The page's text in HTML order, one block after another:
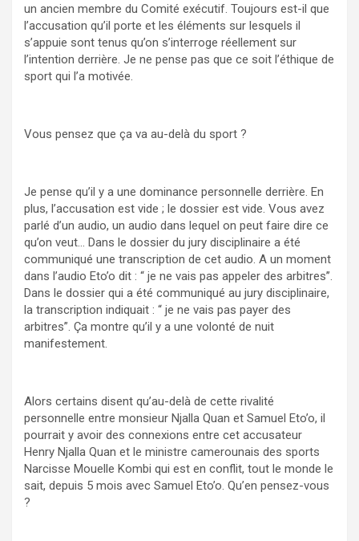
un ancien membre du Comité exécutif. Toujours est-il que
l’accusation qu’il porte et les éléments sur lesquels il
s’appuie sont tenus qu’on s’interroge réellement sur
l’intention derrière. Je ne pense pas que ce soit l’éthique de
sport qui l’a motivée.
Vous pensez que ça va au-delà du sport ?
Je pense qu’il y a une dominance personnelle derrière. En
plus, l’accusation est vide ; le dossier est vide. Vous avez
parlé d’un audio, un audio dans lequel on peut faire dire ce
qu’on veut… Dans le dossier du jury disciplinaire a été
communiqué une transcription de cet audio. A un moment
dans l’audio Eto’o dit : “ je ne vais pas appeler des arbitres’’.
Dans le dossier qui a été communiqué au jury disciplinaire,
la transcription indiquait : “ je ne vais pas payer des
arbitres”. Ça montre qu’il y a une volonté de nuit
manifestement.
Alors certains disent qu’au-delà de cette rivalité
personnelle entre monsieur Njalla Quan et Samuel Eto’o, il
pourrait y avoir des connexions entre cet accusateur
Henry Njalla Quan et le ministre camerounais des sports
Narcisse Mouelle Kombi qui est en conflit, tout le monde le
sait, depuis 5 mois avec Samuel Eto’o. Qu’en pensez-vous
?